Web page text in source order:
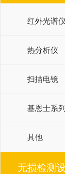
红外光谱仪
热分析仪
扫描电镜
基恩士系列
其他
无损检测